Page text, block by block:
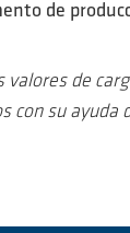
de
de
con su ayuda